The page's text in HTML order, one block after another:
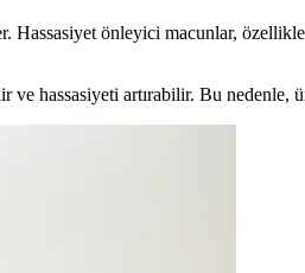
Hassasiyet önleyici macunlar,
ve hassasiyeti artırabilir. Bu